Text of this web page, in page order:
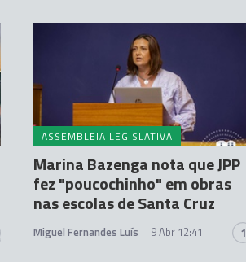
ASSEMBLEIA LEGISLATIVA
Marina Bazenga nota que JPP
fez "poucochinho" em obras
nas escolas de Santa Cruz
Miguel Fernandes Luís 9 Abr 12:41 1